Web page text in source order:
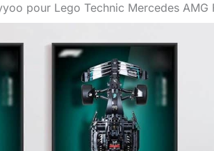
pour Lego Technic Mercedes AMG